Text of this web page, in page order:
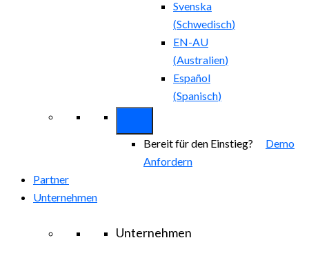
Svenska
(Schwedisch)
EN-AU
(Australien)
Español
(Spanisch)
Bereit für den Einstieg? Demo
Anfordern
Partner
Unternehmen
Unternehmen